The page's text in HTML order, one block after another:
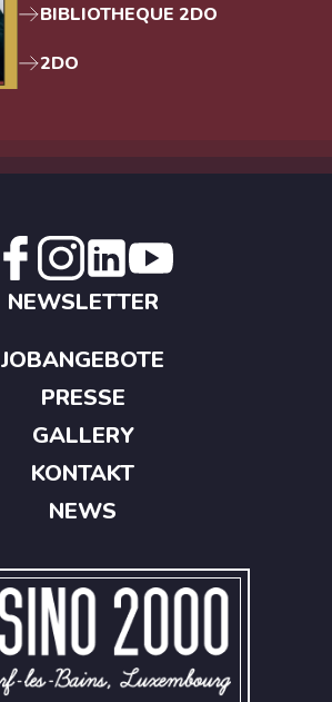
BIBLIOTHEQUE 2DO
2DO
NEWSLETTER
JOBANGEBOTE
PRESSE
GALLERY
KONTAKT
NEWS